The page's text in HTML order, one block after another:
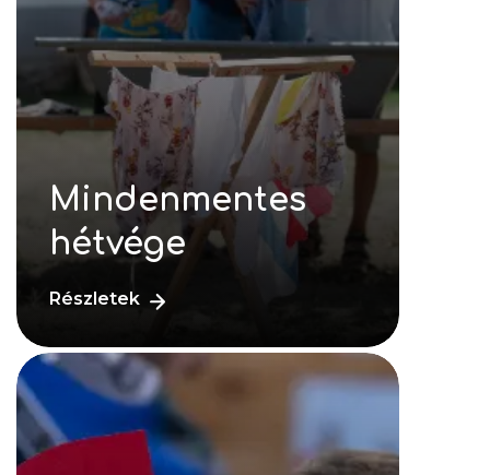
Mindenmentes
hétvége
Részletek